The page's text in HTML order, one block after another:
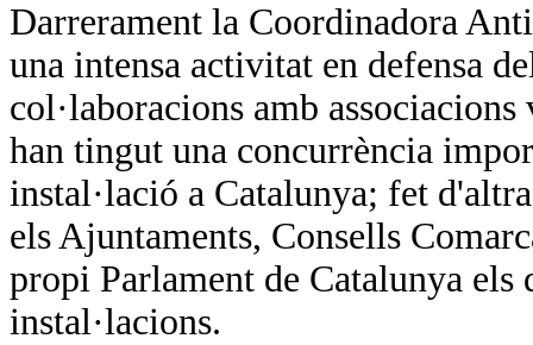
Darrerament la Coordinadora
una intensa activitat en defensa
col·laboracions amb associacions
han tingut una concurrència
instal·lació a Catalunya; fet
els Ajuntaments, Consells
propi Parlament de Catalunya els
instal·lacions.